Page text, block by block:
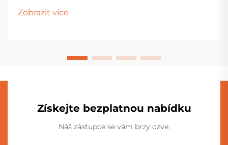
ekologické...
Zobrazit více
Získejte bezplatnou nabídku
Náš zástupce se vám brzy ozve.